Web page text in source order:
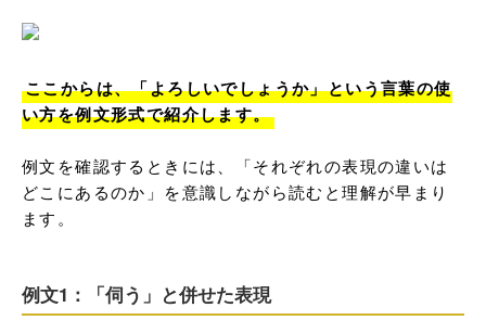
ここからは、「よろしいでしょうか」という言葉の使
い方を例文形式で紹介します。
例文を確認するときには、「それぞれの表現の違いは
どこにあるのか」を意識しながら読むと理解が早まり
ます。
例文1：「伺う」と併せた表現